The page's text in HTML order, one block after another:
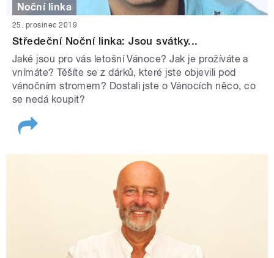
Noční linka
25. prosinec 2019
Středeční Noční linka: Jsou svátky...
Jaké jsou pro vás letošní Vánoce? Jak je prožíváte a
vnímáte? Těšíte se z dárků, které jste objevili pod
vánočním stromem? Dostali jste o Vánocích něco, co
se nedá koupit?